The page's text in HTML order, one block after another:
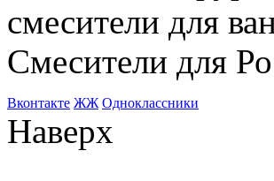
смесители для
Смесители для
Bконтакте ЖЖ Одноклассники
Наверх